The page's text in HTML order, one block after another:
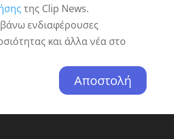
της Clip News.
ενδιαφέρουσες
και άλλα νέα στο